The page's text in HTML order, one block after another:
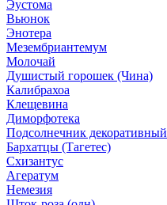
Эустома
Вьюнок
Энотера
Мезембриантемум
Молочай
Душистый горошек (Чина)
Калибрахоа
Клещевина
Диморфотека
Подсолнечник декоративный
Бархатцы (Тагетес)
Схизантус
Агератум
Немезия